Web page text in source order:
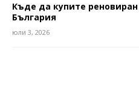
Къде да купите
България
юли 3, 2026